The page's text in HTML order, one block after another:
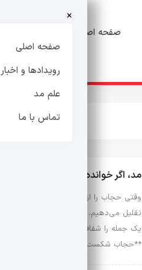
صفحه اصلی
×
صفحه اصلی
رویدادها و اخبار
علم مد
تماس با ما
مد، اگر خوانده نشود، خطرناک
وقتی حجاب را از بستر فهم فرهنگی‌اش
تقلیل می‌دهیم، پوشش از معنا تهی
یک جمله را شفاف بگویم:
**حجاب شکست نخورد؛ فهم حجاب